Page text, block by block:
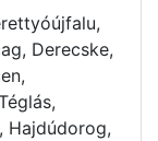
Derecske,
Hajdúdorog,